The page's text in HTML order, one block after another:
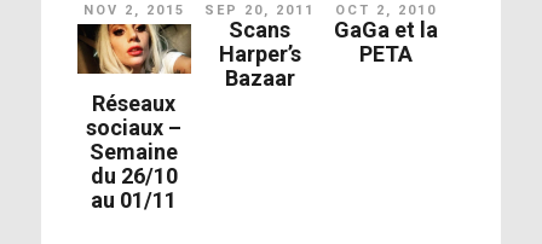
NOV 2, 2015
Réseaux
sociaux –
Semaine
du 26/10
au 01/11
SEP 20, 2011
Scans
Harper’s
Bazaar
OCT 2, 2010
GaGa et la
PETA